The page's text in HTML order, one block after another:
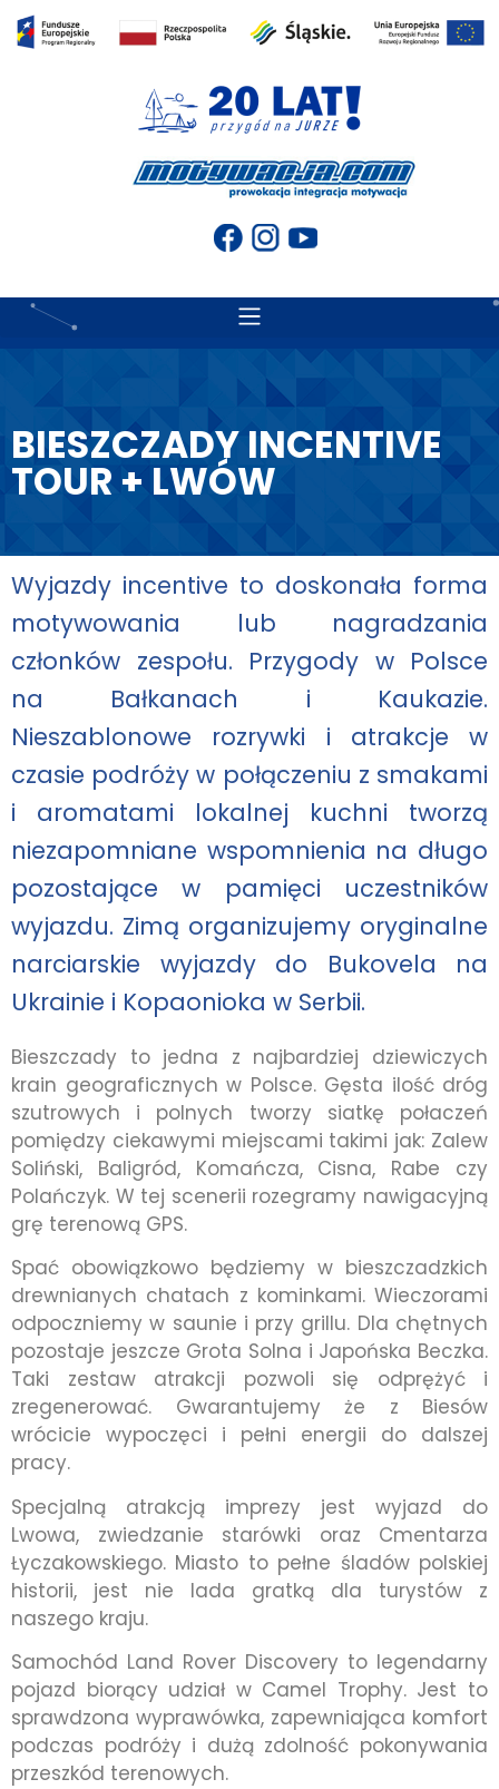
BIESZCZADY INCENTIVE
TOUR + LWÓW
Wyjazdy incentive to doskonała forma
motywowania lub nagradzania
członków zespołu. Przygody w Polsce
na Bałkanach i Kaukazie.
Nieszablonowe rozrywki i atrakcje w
czasie podróży w połączeniu z smakami
i aromatami lokalnej kuchni tworzą
niezapomniane wspomnienia na długo
pozostające w pamięci uczestników
wyjazdu. Zimą organizujemy oryginalne
narciarskie wyjazdy do Bukovela na
Ukrainie i Kopaonioka w Serbii.
Bieszczady to jedna z najbardziej dziewiczych
krain geograficznych w Polsce. Gęsta ilość dróg
szutrowych i polnych tworzy siatkę połaczeń
pomiędzy ciekawymi miejscami takimi jak: Zalew
Soliński, Baligród, Komańcza, Cisna, Rabe czy
Polańczyk. W tej scenerii rozegramy nawigacyjną
grę terenową GPS.
Spać obowiązkowo będziemy w bieszczadzkich
drewnianych chatach z kominkami. Wieczorami
odpoczniemy w saunie i przy grillu. Dla chętnych
pozostaje jeszcze Grota Solna i Japońska Beczka.
Taki zestaw atrakcji pozwoli się odprężyć i
zregenerować. Gwarantujemy że z Biesów
wrócicie wypoczęci i pełni energii do dalszej
pracy.
Specjalną atrakcją imprezy jest wyjazd do
Lwowa, zwiedzanie starówki oraz Cmentarza
Łyczakowskiego. Miasto to pełne śladów polskiej
historii, jest nie lada gratką dla turystów z
naszego kraju.
Samochód Land Rover Discovery to legendarny
pojazd biorący udział w Camel Trophy. Jest to
sprawdzona wyprawówka, zapewniająca komfort
podczas podróży i dużą zdolność pokonywania
przeszkód terenowych.